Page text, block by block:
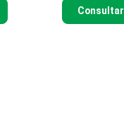
Consultar